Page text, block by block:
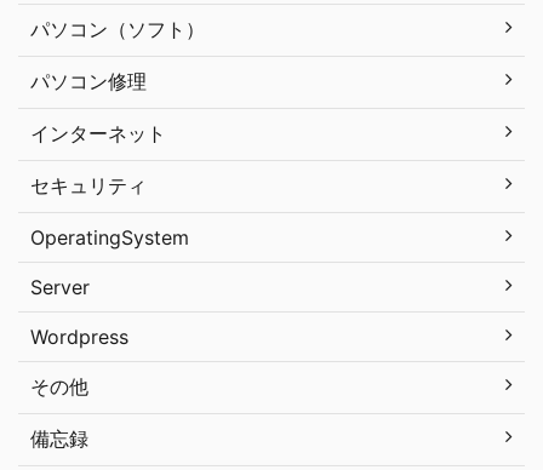
パソコン（ソフト）
パソコン修理
インターネット
セキュリティ
OperatingSystem
Server
Wordpress
その他
備忘録